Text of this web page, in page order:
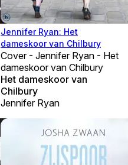
Jennifer Ryan: Het
dameskoor van Chilbury
Cover - Jennifer Ryan - Het
dameskoor van Chilbury
Het dameskoor van
Chilbury
Jennifer Ryan